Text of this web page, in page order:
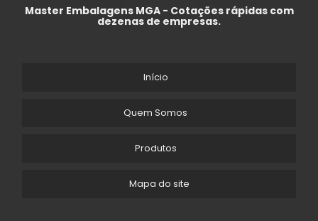
Master Embalagens MGA - Cotações rápidas com
dezenas de empresas.
Início
Quem Somos
Produtos
Mapa do site